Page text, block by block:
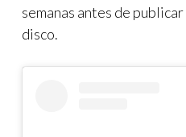
semanas antes de publicar
disco.